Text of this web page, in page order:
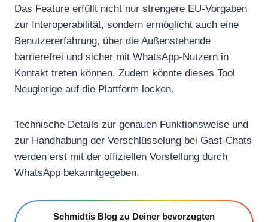
Das Feature erfüllt nicht nur strengere EU-Vorgaben
zur Interoperabilität, sondern ermöglicht auch eine
Benutzererfahrung, über die Außenstehende
barrierefrei und sicher mit WhatsApp-Nutzern in
Kontakt treten können. Zudem könnte dieses Tool
Neugierige auf die Plattform locken.
Technische Details zur genauen Funktionsweise und
zur Handhabung der Verschlüsselung bei Gast-Chats
werden erst mit der offiziellen Vorstellung durch
WhatsApp bekanntgegeben.
Schmidtis Blog zu Deiner bevorzugten